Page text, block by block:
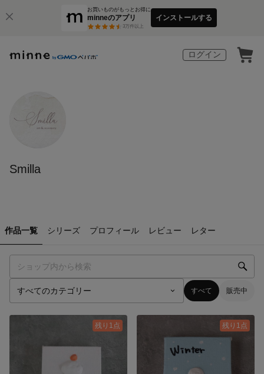
お買いものがもっとお得に
minneのアプリ
3万件以上
インストールする
ログイン
Smilla
作品一覧 シリーズ プロフィール レビュー レター
すべて 販売中
残り1点 残り1点